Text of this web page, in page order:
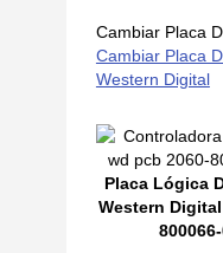
Cambiar Placa
Cambiar Placa
Western Digital
Placa Lógica
Western